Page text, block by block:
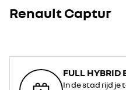
Renault Captur
FULL HYBRID
In de stad rijd je